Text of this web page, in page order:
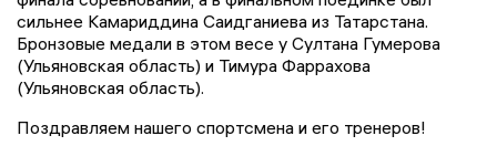
сильнее Камариддина Саидганиева из Татарстана.
Бронзовые медали в этом весе у Султана Гумерова
(Ульяновская область) и Тимура Фаррахова
(Ульяновская область).
Поздравляем нашего спортсмена и его тренеров!